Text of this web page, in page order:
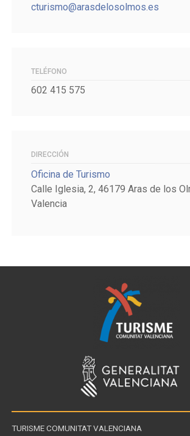
cturismo@arasdelosolmos.es
TELÉFONO
602 415 575
DIRECCIÓN
Oficina de Turismo
Calle Iglesia, 2, 46179 Aras de los
Valencia
TURISME COMUNITAT VALENCIANA